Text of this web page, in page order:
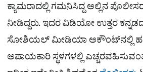
ಕ್ಯಾಮರಾದಲ್ಲಿ ಗಮನಿಸಿದ್ದ ಅಲ್ಲಿನ
ನೀಡಿದ್ದರು. ಇದರ ವಿಡಿಯೋ ಉತ್ತರ
ಸೋಶಿಯಲ್ ಮೀಡಿಯಾ ಅಕೌಂಟ್​ನಲ್ಲಿ
ಅಪಾಯಕಾರಿ ಸ್ಥಳಗಳಲ್ಲಿ